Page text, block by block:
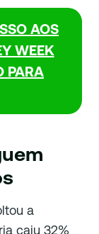
AOS
WEEK
PARA
a
caiu 32%